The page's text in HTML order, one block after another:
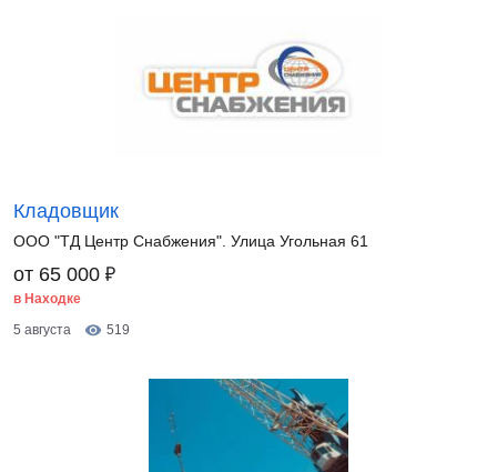
Кладовщик
ООО "ТД Центр Снабжения". Улица Угольная 61
от 65 000 ₽
в Находке
5 августа
519